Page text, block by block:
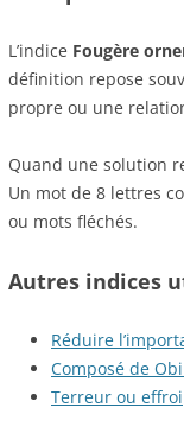
L’indice Fougère
définition repose
propre ou une
Quand une solution
Un mot de 8 lettres
ou mots fléchés.
Autres indices
Réduire
Composé de
Terreur ou effroi